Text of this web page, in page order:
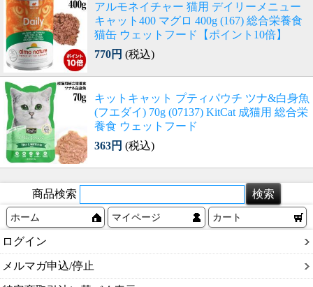
アルモネイチャー 猫用 デイリーメニュー
キャット400 マグロ 400g (167) 総合栄養食
猫缶 ウェットフード【ポイント10倍】
770円 (税込)
キットキャット プティパウチ ツナ&白身魚
(フエダイ) 70g (07137) KitCat 成猫用 総合栄
養食 ウェットフード
363円 (税込)
商品検索
ホーム マイページ カート
ログイン
メルマガ申込/停止